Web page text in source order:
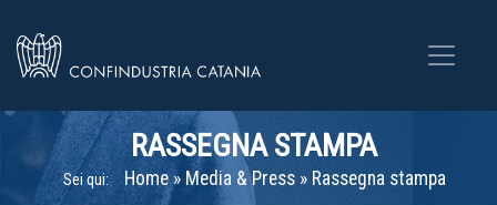
RASSEGNA STAMPA
Sei qui: Home» Media & Press» Rassegna stampa